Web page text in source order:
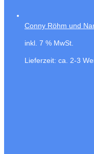
Conny Röhm und
inkl. 7 % MwSt.
Lieferzeit: ca. 2-3